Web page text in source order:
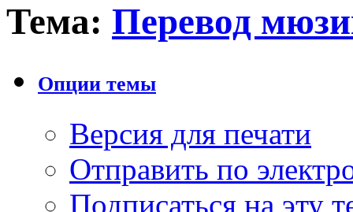
Тема: Перевод
Опции темы
Версия для печати
Отправить по
Подписаться на эту